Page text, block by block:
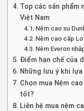
Top các sản phẩm
Việt Nam
Nệm cao su
Nệm cao cấp
Nệm Everon
Điểm hạn chế của
Những lưu ý khi
Chọn mua Nệm
tốt?
Liên hệ mua nệm